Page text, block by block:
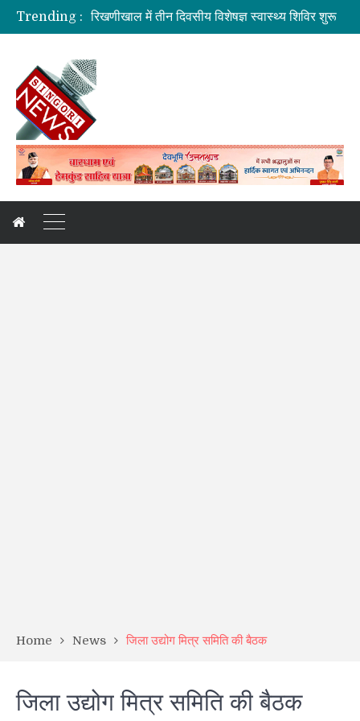
Trending :
रिखणीखाल में तीन दिवसीय विशेषज्ञ स्वास्थ्य शिविर शुरू
सहकारिता में हरियाणा व उत्तराखंड मिलकर करेंगे कामः डाॅ. धन सिंह रावत
मुख्यमंत्री से महानिदेशक एनसीसी ने की शिष्टाचार भेंट
Home News जिला उद्योग मित्र समिति की बैठक
जिला उद्योग मित्र समिति की बैठक